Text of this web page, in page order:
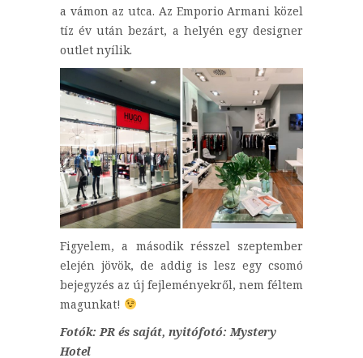
a vámon az utca. Az Emporio Armani közel
tíz év után bezárt, a helyén egy designer
outlet nyílik.
Figyelem, a második résszel szeptember
elején jövök, de addig is lesz egy csomó
bejegyzés az új fejleményekről, nem féltem
magunkat!
Fotók: PR és saját, nyitófotó: Mystery
Hotel